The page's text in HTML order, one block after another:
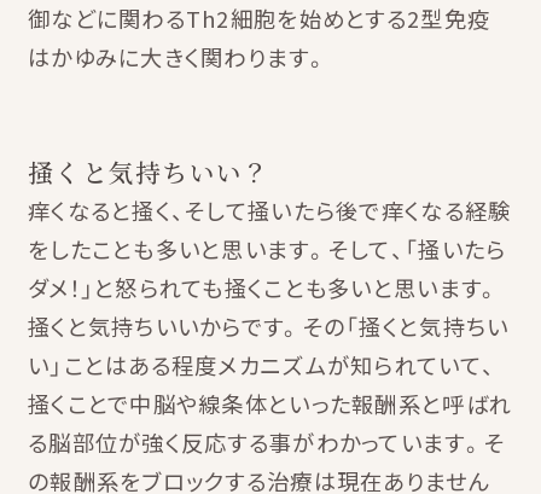
御などに関わるTh2細胞を始めとする2型免疫
はかゆみに大きく関わります。
掻くと気持ちいい？
痒くなると掻く、そして掻いたら後で痒くなる経験
をしたことも多いと思います。そして、「掻いたら
ダメ！」と怒られても掻くことも多いと思います。
掻くと気持ちいいからです。その「掻くと気持ちい
い」ことはある程度メカニズムが知られていて、
掻くことで中脳や線条体といった報酬系と呼ばれ
る脳部位が強く反応する事がわかっています。そ
の報酬系をブロックする治療は現在ありません